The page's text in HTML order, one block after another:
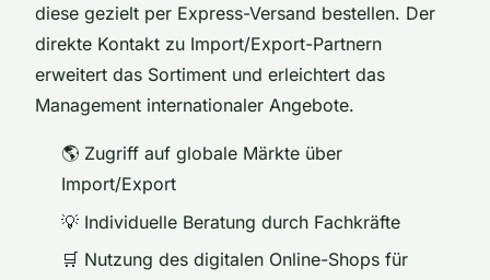
diese gezielt per Express-Versand bestellen. Der
direkte Kontakt zu Import/Export-Partnern
erweitert das Sortiment und erleichtert das
Management internationaler Angebote.
🌎 Zugriff auf globale Märkte über
Import/Export
💡 Individuelle Beratung durch Fachkräfte
🛒 Nutzung des digitalen Online-Shops für